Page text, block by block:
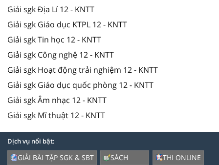
Giải sgk Địa Lí 12 - KNTT
Giải sgk Giáo dục KTPL 12 - KNTT
Giải sgk Tin học 12 - KNTT
Giải sgk Công nghệ 12 - KNTT
Giải sgk Hoạt động trải nghiệm 12 - KNTT
Giải sgk Giáo dục quốc phòng 12 - KNTT
Giải sgk Âm nhạc 12 - KNTT
Giải sgk Mĩ thuật 12 - KNTT
Dịch vụ nổi bật:
GIẢI BÀI TẬP SGK & SBT
SÁCH
THI ONLINE